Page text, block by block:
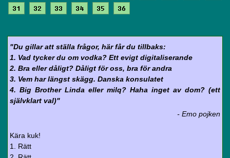
31
32 33 34 35 36
"Du gillar att ställa frågor, här får du tillbaks:
1. Vad tycker du om vodka? Ett evigt digitaliserande
2. Bra eller dåligt? Dåligt för oss, bra för andra
3. Vem har längst skägg. Danska konsulatet
4. Big Brother Linda eller milq? Haha inget av dom? (ett
självklart val)"
- Emo pojken
Kära kuk!
1. Rätt